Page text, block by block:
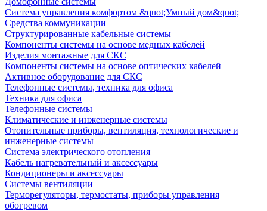
Система управления комфортом &quot;Умный дом&quot;
Средства коммуникации
Структурированные кабельные системы
Компоненты системы на основе медных кабелей
Изделия монтажные для СКС
Компоненты системы на основе оптических кабелей
Активное оборудование для СКС
Телефонные системы, техника для офиса
Техника для офиса
Телефонные системы
Климатические и инженерные системы
Отопительные приборы, вентиляция, технологические и
инженерные системы
Система электрического отопления
Кабель нагревательный и аксессуары
Кондиционеры и аксессуары
Системы вентиляции
Терморегуляторы, термостаты, приборы управления
обогревом